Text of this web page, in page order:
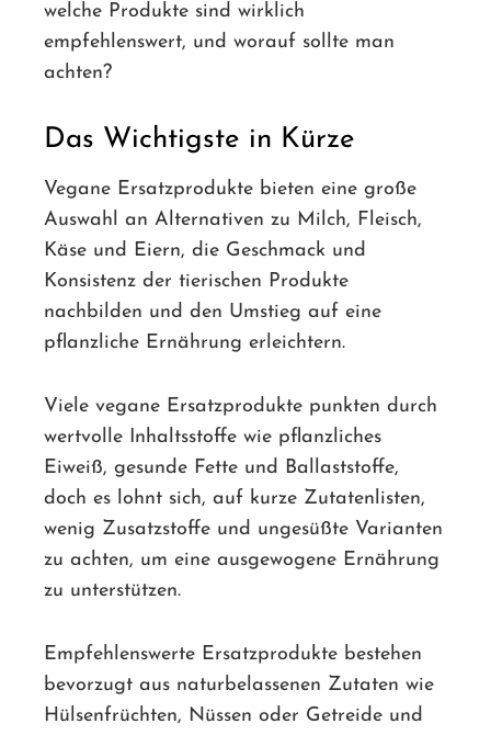
welche Produkte sind wirklich
empfehlenswert, und worauf sollte man
achten?
Das Wichtigste in Kürze
Vegane Ersatzprodukte bieten eine große
Auswahl an Alternativen zu Milch, Fleisch,
Käse und Eiern, die Geschmack und
Konsistenz der tierischen Produkte
nachbilden und den Umstieg auf eine
pflanzliche Ernährung erleichtern.
Viele vegane Ersatzprodukte punkten durch
wertvolle Inhaltsstoffe wie pflanzliches
Eiweiß, gesunde Fette und Ballaststoffe,
doch es lohnt sich, auf kurze Zutatenlisten,
wenig Zusatzstoffe und ungesüßte Varianten
zu achten, um eine ausgewogene Ernährung
zu unterstützen.
Empfehlenswerte Ersatzprodukte bestehen
bevorzugt aus naturbelassenen Zutaten wie
Hülsenfrüchten, Nüssen oder Getreide und